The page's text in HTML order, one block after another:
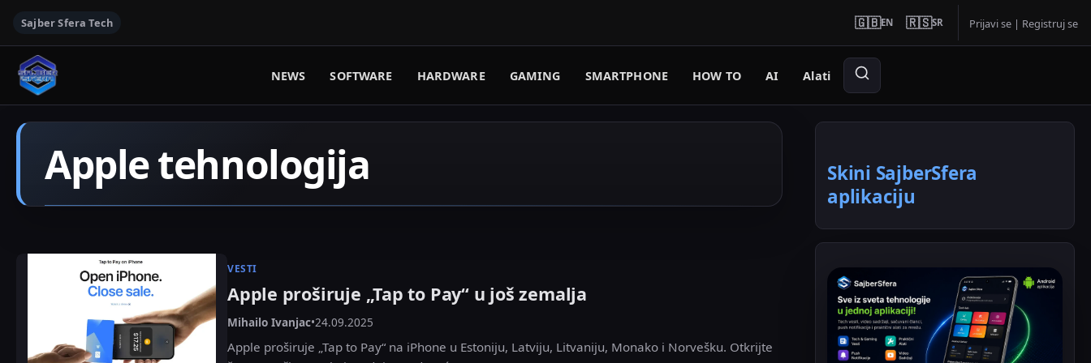
Sajber Sfera Tech 🇬🇧EN 🇷🇸SR Prijavi se | Registruj se
NEWS SOFTWARE HARDWARE GAMING SMARTPHONE HOW TO AI Alati
Apple tehnologija
VESTI
Apple proširuje „Tap to Pay“ u još zemalja
Mihailo Ivanjac•24.09.2025
Apple proširuje „Tap to Pay“ na iPhone u Estoniju, Latviju, Litvaniju, Monako i Norvešku. Otkrijte
Skini SajberSfera
aplikaciju